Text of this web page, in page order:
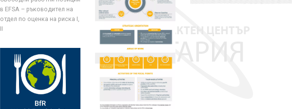
в EFSA – ръководител на
отдел по оценка на риска I,
II